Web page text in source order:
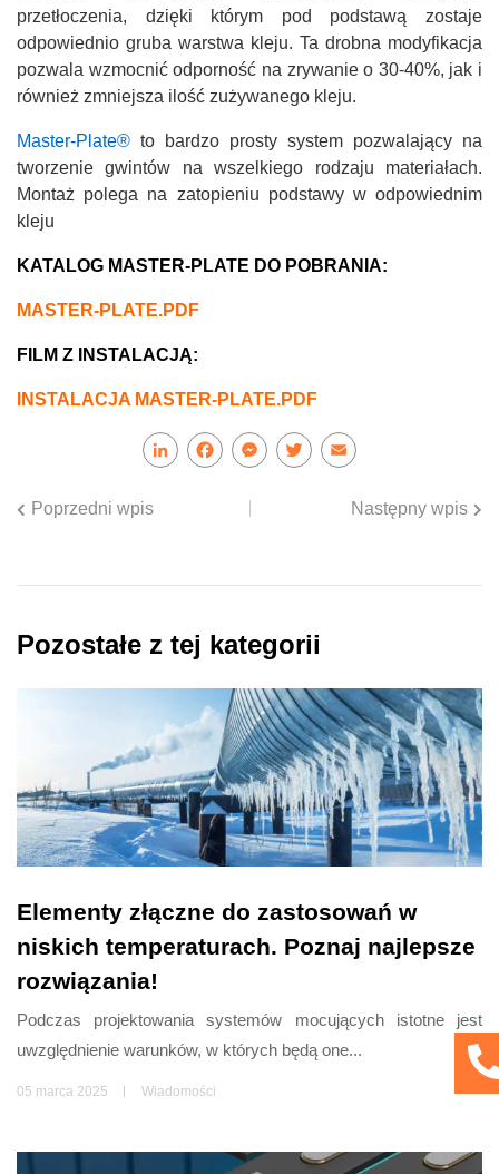
przetłoczenia, dzięki którym pod podstawą zostaje
odpowiednio gruba warstwa kleju. Ta drobna modyfikacja
pozwala wzmocnić odporność na zrywanie o 30-40%, jak i
również zmniejsza ilość zużywanego kleju.
Master-Plate® to bardzo prosty system pozwalający na
tworzenie gwintów na wszelkiego rodzaju materiałach.
Montaż polega na zatopieniu podstawy w odpowiednim
kleju
KATALOG MASTER-PLATE DO POBRANIA:
MASTER-PLATE.PDF
FILM Z INSTALACJĄ:
INSTALACJA MASTER-PLATE.PDF
Poprzedni wpis Następny wpis
Pozostałe z tej kategorii
Elementy złączne do zastosowań w
niskich temperaturach. Poznaj najlepsze
rozwiązania!
Podczas projektowania systemów mocujących istotne jest
uwzględnienie warunków, w których będą one...
05 marca 2025 Wiadomości